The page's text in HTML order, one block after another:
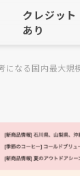
クレジット
あり
になる国内最大